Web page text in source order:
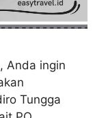
Anda ingin
Tungga